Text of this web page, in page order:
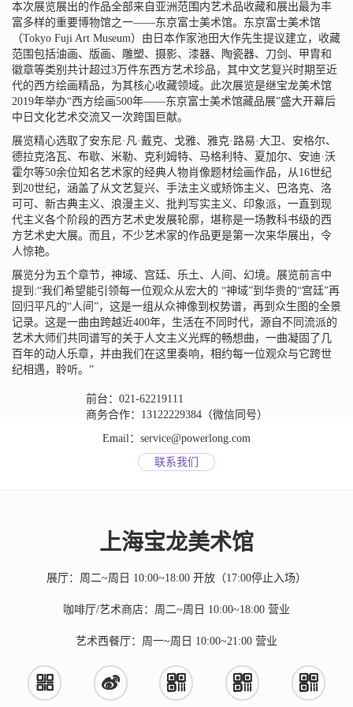
本次展览展出的作品全部来自亚洲范围内艺术品收藏和展出最为丰
富多样的重要博物馆之一——东京富士美术馆。东京富士美术馆
（Tokyo Fuji Art Museum）由日本作家池田大作先生提议建立，收藏
范围包括油画、版画、雕塑、摄影、漆器、陶瓷器、刀剑、甲胄和
徽章等类别共计超过3万件东西方艺术珍品，其中文艺复兴时期至近
代的西方绘画精品，为其核心收藏领域。此次展览是继宝龙美术馆
2019年举办“西方绘画500年——东京富士美术馆藏品展”盛大开幕后
中日文化艺术交流又一次跨国巨献。
展览精心选取了安东尼·凡·戴克、戈雅、雅克·路易·大卫、安格尔、
德拉克洛瓦、布歇、米勒、克利姆特、马格利特、夏加尔、安迪·沃
霍尔等50余位知名艺术家的经典人物肖像题材绘画作品，从16世纪
到20世纪，涵盖了从文艺复兴、手法主义或矫饰主义、巴洛克、洛
可可、新古典主义、浪漫主义、批判写实主义、印象派，一直到现
代主义各个阶段的西方艺术史发展轮廓，堪称是一场教科书级的西
方艺术史大展。而且，不少艺术家的作品更是第一次来华展出，令
人惊艳。
展览分为五个章节，神域、宫廷、乐土、人间、幻境。展览前言中
提到:“我们希望能引领每一位观众从宏大的 “神域”到华贵的“宫廷”再
回归平凡的“人间”，这是一组从众神像到权势谱，再到众生图的全景
记录。这是一曲由跨越近400年，生活在不同时代，源自不同流派的
艺术大师们共同谱写的关于人文主义光辉的畅想曲，一曲凝固了几
百年的动人乐章，并由我们在这里奏响，相约每一位观众与它跨世
纪相遇，聆听。”
前台：021-62219111
商务合作：13122229384（微信同号）
Email：service@powerlong.com
联系我们
上海宝龙美术馆
展厅：周二~周日 10:00~18:00 开放（17:00停止入场）
咖啡厅/艺术商店：周二~周日 10:00~18:00 营业
艺术西餐厅：周一~周日 10:00~21:00 营业